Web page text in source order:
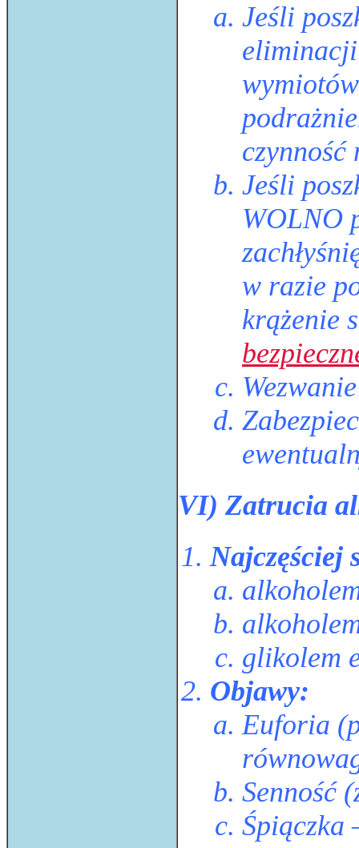
Jeśli
czynność
Jeśli
WOLNO
w razie
krążenie
VI) Zatrucia
Najczęściej
glikolem
Objawy:
Euforia
Senność
Śpiączka